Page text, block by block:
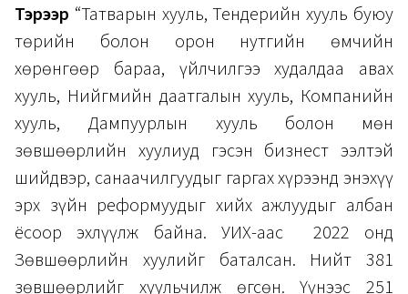
Тэрээр “Татварын хууль, Тендерийн хууль буюу
төрийн болон орон нутгийн өмчийн
хөрөнгөөр бараа, үйлчилгээ худалдаа авах
хууль, Нийгмийн даатгалын хууль, Компанийн
хууль, Дампуурлын хууль болон мөн
зөвшөөрлийн хуулиуд гэсэн бизнест ээлтэй
шийдвэр, санаачилгуудыг гаргах хүрээнд энэхүү
эрх зүйн реформуудыг хийх ажлуудыг албан
ёсоор эхлүүлж байна. УИХ-аас 2022 онд
Зөвшөөрлийн хуулийг баталсан. Нийт 381
зөвшөөрлийг хуульчилж өгсөн. Үүнээс 251